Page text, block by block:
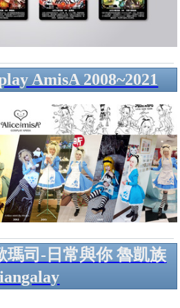
AmisA 2008~2021
司-日常與你 魯凱族